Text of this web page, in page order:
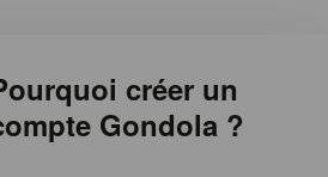
créer un
Gondola ?